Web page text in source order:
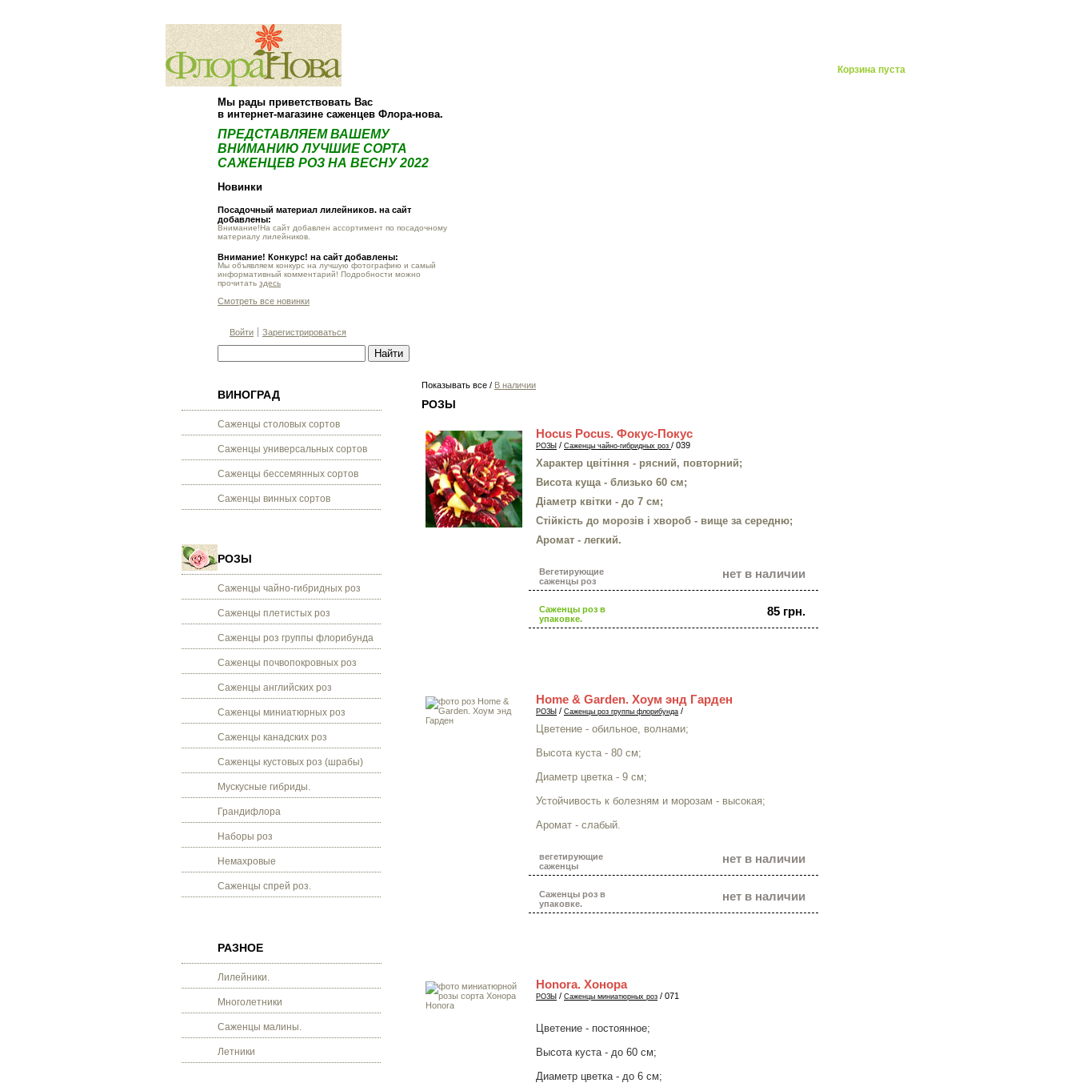
Корзина пуста
Мы рады приветствовать Вас
в интернет-магазине саженцев Флора-нова.
ПРЕДСТАВЛЯЕМ ВАШЕМУ
ВНИМАНИЮ ЛУЧШИЕ СОРТА
САЖЕНЦЕВ РОЗ НА ВЕСНУ 2022
Новинки
Посадочный материал лилейников. на сайт
добавлены:
Внимание!На сайт добавлен ассортимент по посадочному
материалу лилейников.
Внимание! Конкурс! на сайт добавлены:
Мы объявляем конкурс на лучшую фотографию и самый
информативный комментарий! Подробности можно
прочитать здесь
Смотреть все новинки
Войти Зарегистрироваться
ВИНОГРАД
Саженцы столовых сортов
Саженцы универсальных сортов
Саженцы бессемянных сортов
Саженцы винных сортов
РОЗЫ
Саженцы чайно-гибридных роз
Саженцы плетистых роз
Саженцы роз группы флорибунда
Саженцы почвопокровных роз
Саженцы английских роз
Саженцы миниатюрных роз
Саженцы канадских роз
Саженцы кустовых роз (шрабы)
Мускусные гибриды.
Грандифлора
Наборы роз
Немахровые
Саженцы спрей роз.
РАЗНОЕ
Лилейники.
Многолетники
Саженцы малины.
Летники
Показывать все / В наличии
РОЗЫ
Hocus Pocus. Фокус-Покус
РОЗЫ / Саженцы чайно-гибридных роз / 039
Характер цвітіння - рясний, повторний;
Висота куща - близько 60 см;
Діаметр квітки - до 7 см;
Стійкість до морозів і хвороб - вище за середню;
Аромат - легкий.
Вегетирующие
саженцы роз
нет в наличии
Саженцы роз в
упаковке.
85 грн.
Home & Garden. Хоум энд Гарден
РОЗЫ / Саженцы роз группы флорибунда /
Цветение - обильное, волнами;
Высота куста - 80 см;
Диаметр цветка - 9 см;
Устойчивость к болезням и морозам - высокая;
Аромат - слабый.
вегетирующие
саженцы
нет в наличии
Саженцы роз в
упаковке.
нет в наличии
Honora. Хонора
РОЗЫ / Саженцы миниатюрных роз / 071
Цветение - постоянное;
Высота куста - до 60 см;
Диаметр цветка - до 6 см;